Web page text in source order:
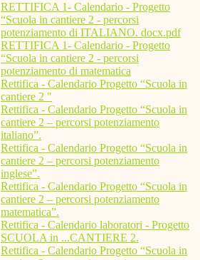
RETTIFICA 1- Calendario - Progetto
“Scuola in cantiere 2 - percorsi
potenziamento di ITALIANO. docx.pdf
RETTIFICA 1- Calendario - Progetto
“Scuola in cantiere 2 - percorsi
potenziamento di matematica
Rettifica - Calendario Progetto “Scuola in
cantiere 2 "
Rettifica - Calendario Progetto “Scuola in
cantiere 2 – percorsi potenziamento
italiano”.
Rettifica - Calendario Progetto “Scuola in
cantiere 2 – percorsi potenziamento
inglese”.
Rettifica - Calendario Progetto “Scuola in
cantiere 2 – percorsi potenziamento
matematica”.
Rettifica - Calendario laboratori - Progetto
SCUOLA in ...CANTIERE 2.
Rettifica - Calendario Progetto “Scuola in